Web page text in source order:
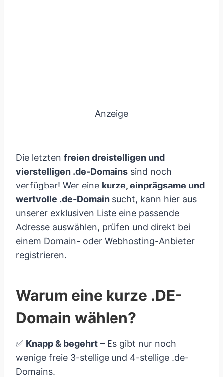
Anzeige
Die letzten freien dreistelligen und
vierstelligen .de-Domains sind noch
verfügbar! Wer eine kurze, einprägsame und
wertvolle .de-Domain sucht, kann hier aus
unserer exklusiven Liste eine passende
Adresse auswählen, prüfen und direkt bei
einem Domain- oder Webhosting-Anbieter
registrieren.
Warum eine kurze .DE-
Domain wählen?
✅ Knapp & begehrt – Es gibt nur noch
wenige freie 3-stellige und 4-stellige .de-
Domains.